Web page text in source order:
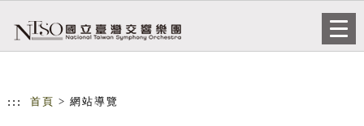
::: 首頁 > 網站導覽